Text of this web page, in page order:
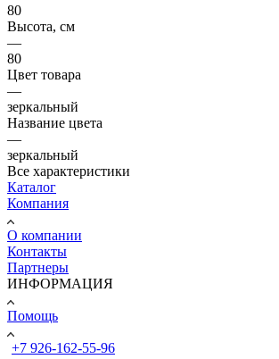
80
Высота, см
—
80
Цвет товара
—
зеркальный
Название цвета
—
зеркальный
Все характеристики
Каталог
Компания
О компании
Контакты
Партнеры
ИНФОРМАЦИЯ
Помощь
+7 926-162-55-96